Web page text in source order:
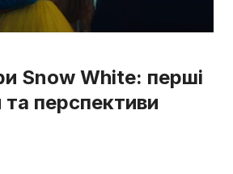
Snow White: перші
та перспективи